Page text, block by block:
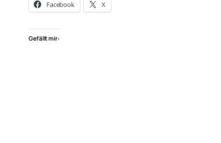
Facebook X
Gefällt mir: